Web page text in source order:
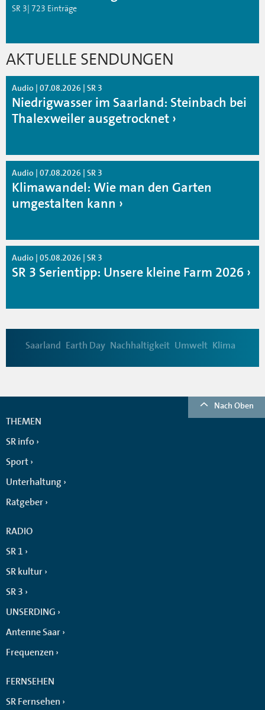
SR 3| 723 Einträge
AKTUELLE SENDUNGEN
Audio | 07.08.2026 | SR 3
Niedrigwasser im Saarland: Steinbach bei
Thalexweiler ausgetrocknet
Audio | 07.08.2026 | SR 3
Klimawandel: Wie man den Garten
umgestalten kann
Audio | 05.08.2026 | SR 3
SR 3 Serientipp: Unsere kleine Farm 2026
Saarland Earth Day Nachhaltigkeit Umwelt Klima
Nach Oben
THEMEN
SR info
Sport
Unterhaltung
Ratgeber
RADIO
SR 1
SR kultur
SR 3
UNSERDING
Antenne Saar
Frequenzen
FERNSEHEN
SR Fernsehen